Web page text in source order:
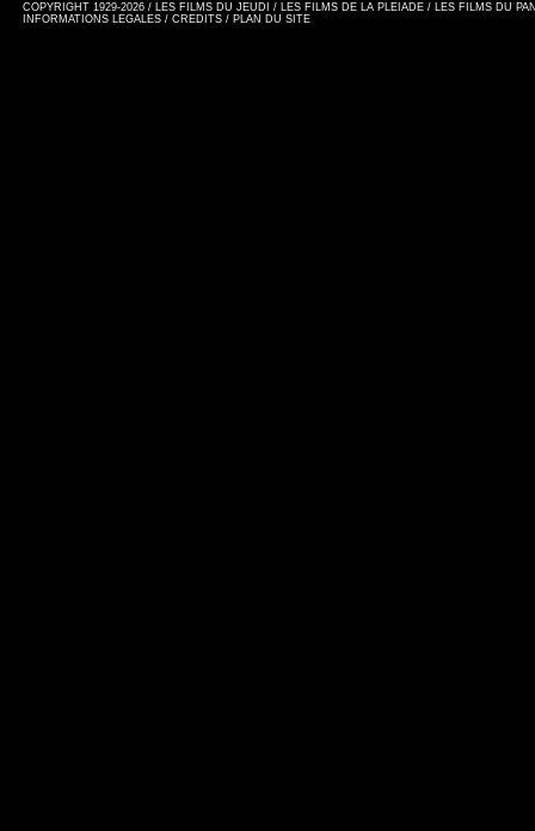
COPYRIGHT 1929-2026 / LES FILMS DU JEUDI / LES FILMS DE LA PLEIADE / LES FILMS DU
INFORMATIONS LEGALES / CREDITS / PLAN DU SITE